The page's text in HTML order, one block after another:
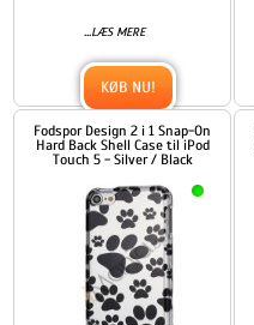
...LÆS MERE
KØB NU!
Fodspor Design 2 i 1 Snap-On
Hard Back Shell Case til iPod
Touch 5 - Silver / Black